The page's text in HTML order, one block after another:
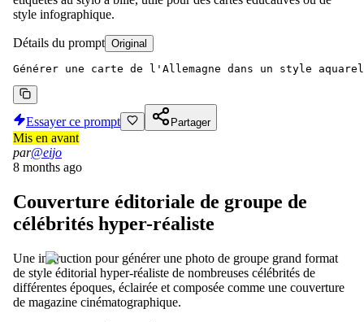
style infographique.
Détails du prompt Original
Générer une carte de l'Allemagne dans un style
Essayer ce prompt Partager
Mis en avant
par@eijo
8 months ago
Couverture éditoriale de groupe de
célébrités hyper-réaliste
Une instruction pour générer une photo de groupe grand format
de style éditorial hyper-réaliste de nombreuses célébrités de
différentes époques, éclairée et composée comme une couverture
de magazine cinématographique.